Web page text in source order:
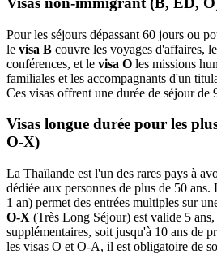
Pour les séjours dépassant 60 jours ou
le visa B couvre les voyages d'affaires, le
conférences, et le visa O les missions
familiales et les accompagnants d'un
Ces visas offrent une durée de séjour de
Visas longue durée pour les
O-X)
La Thaïlande est l'un des rares pays à
dédiée aux personnes de plus de 50 ans.
1 an) permet des entrées multiples sur
O-X (Très Long Séjour) est valide 5
supplémentaires, soit jusqu'à 10 ans de
les visas O et O-A, il est obligatoire de